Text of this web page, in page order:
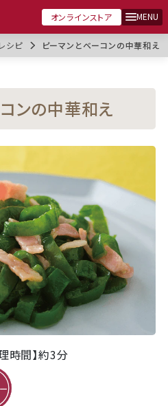
オンラインストア MENU
シピ ピーマンとベーコンの中華和え
ンの中華和え
時間】約3分